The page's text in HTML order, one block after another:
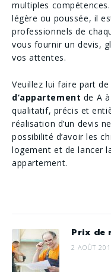
multiples compétences​.
légère ou poussée, il
professionnels de
vous fournir un devis,
vos attentes.
Veuillez lui faire part
d’appartement de A
qualitatif, ​précis et
réalisation d’un devis
possibilité d’avoir les
logement et de lancer
appartement.
Prix de
2 AOÛT